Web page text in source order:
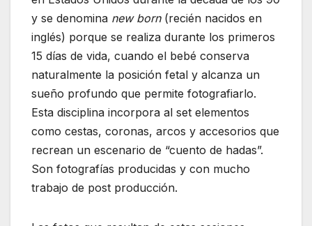
y se denomina new born(recién nacidos en
inglés) porque se realiza durante los primeros
15 días de vida, cuando el bebé conserva
naturalmente la posición fetal y alcanza un
sueño profundo que permite fotografiarlo.
Esta disciplina incorpora al set elementos
como cestas, coronas, arcos y accesorios que
recrean un escenario de “cuento de hadas”.
Son fotografías producidas y con mucho
trabajo de post producción.